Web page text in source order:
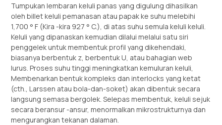
Tumpukan lembaran keluli panas yang digulung dihasilkan
oleh billet keluli pemanasan atau papak ke suhu melebihi
1,700 ° F (Kira -kira 927 ° C.), di atas suhu semula keluli keluli.
Keluli yang dipanaskan kemudian dilalui melalui satu siri
penggelek untuk membentuk profil yang dikehendaki,
biasanya berbentuk z, berbentuk U, atau bahagian web
lurus. Proses suhu tinggi meningkatkan kemuluran keluli,
Membenarkan bentuk kompleks dan interlocks yang ketat
(cth., Larssen atau bola-dan-soket) akan dibentuk secara
langsung semasa bergolek. Selepas membentuk, keluli sejuk
secara beransur -ansur, menormalkan mikrostrukturnya dan
mengurangkan tekanan dalaman.